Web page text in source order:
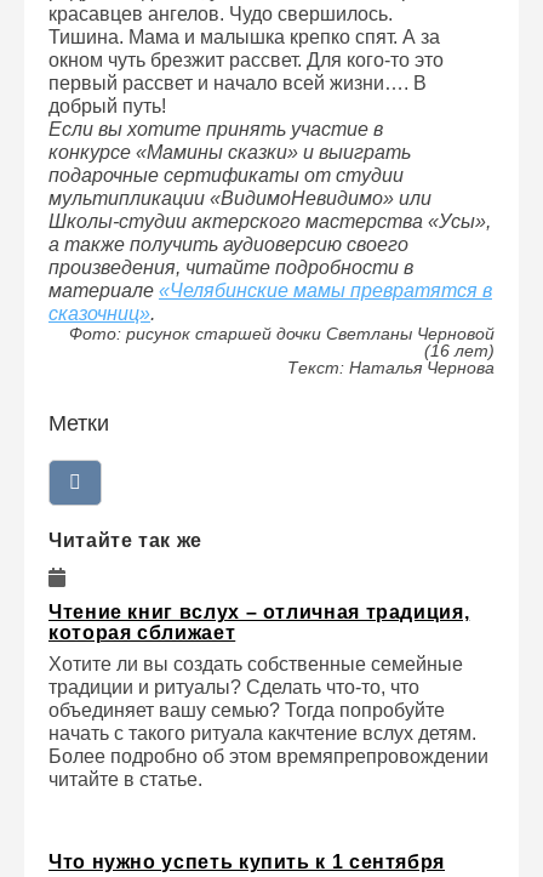
красавцев ангелов. Чудо свершилось.
Тишина. Мама и малышка крепко спят. А за
окном чуть брезжит рассвет. Для кого-то это
первый рассвет и начало всей жизни…. В
добрый путь!
Если вы хотите принять участие в
конкурсе «Мамины сказки» и выиграть
подарочные сертификаты от студии
мультипликации «ВидимоНевидимо» или
Школы-студии актерского мастерства «Усы»,
а также получить аудиоверсию своего
произведения, читайте подробности в
материале «Челябинские мамы превратятся в
сказочниц».
Фото: рисунок старшей дочки Светланы Черновой
(16 лет)
Текст: Наталья Чернова
Метки
Читайте так же
Чтение книг вслух – отличная традиция,
которая сближает
Хотите ли вы создать собственные семейные
традиции и ритуалы? Сделать что-то, что
объединяет вашу семью? Тогда попробуйте
начать с такого ритуала какчтение вслух детям.
Более подробно об этом времяпрепровождении
читайте в статье.
Что нужно успеть купить к 1 сентября